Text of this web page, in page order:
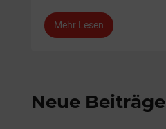
Mehr Lesen
Neue Beiträge